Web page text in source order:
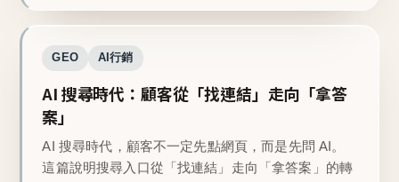
GEO AI行銷
AI 搜尋時代：顧客從「找連結」走向「拿答
案」
AI 搜尋時代，顧客不一定先點網頁，而是先問 AI。
這篇說明搜尋入口從「找連結」走向「拿答案」的轉